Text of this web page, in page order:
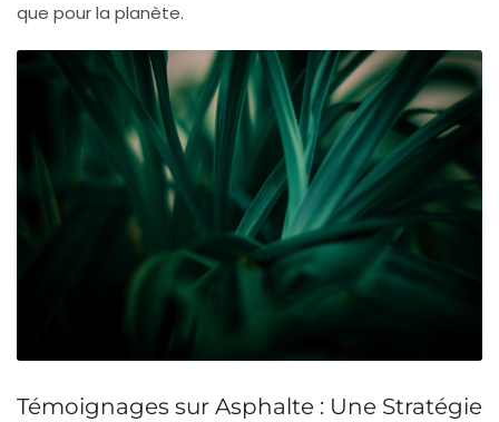
que pour la planète.
Témoignages sur Asphalte : Une Stratégie